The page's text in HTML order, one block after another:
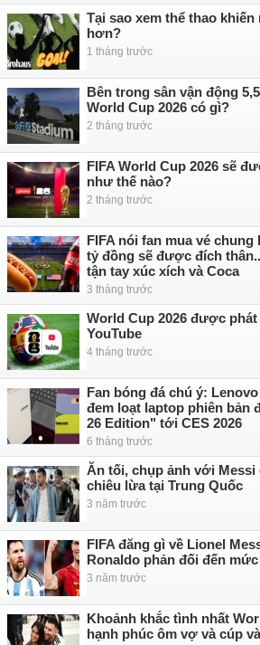
Tại sao xem thể thao
hơn?
1 tháng trước
Bên trong sân vận động
World Cup 2026 có gì?
2 tháng trước
FIFA World Cup 2026 sẽ
như thế nào?
2 tháng trước
FIFA nói fan mua vé
tỷ đồng sẽ được đích
tận tay xúc xích và Coca
3 tháng trước
World Cup 2026 được
YouTube
4 tháng trước
Fan bóng đá chú ý:
đem loạt laptop phiên bản
26 Edition" tới CES 2026
6 tháng trước
Ăn tối, chụp ảnh với Messi
chiêu lừa tại Trung Quốc
3 năm trước
FIFA đăng gì về Lionel
Ronaldo phản đối đến
3 năm trước
Khoảnh khắc tình nhất
hạnh phúc ôm vợ và cúp